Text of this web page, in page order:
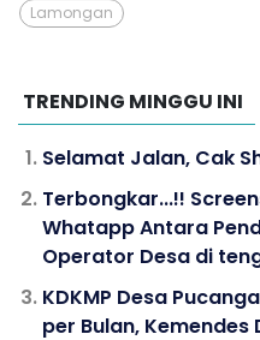
Lamongan
TRENDING MINGGU INI
Selamat Jalan, Cak
Terbongkar...!!
Whatapp Antara
Operator Desa di
KDKMP Desa
per Bulan,